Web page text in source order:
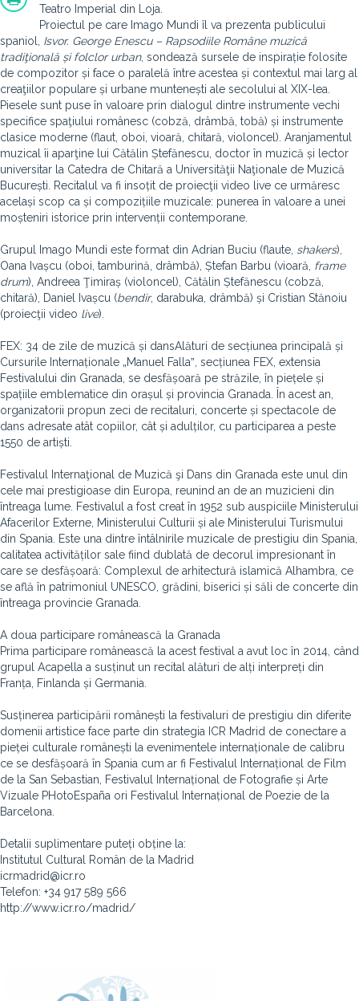
Teatro Imperial din Loja.
Proiectul pe care Imago Mundi îl va prezenta publicului
spaniol,
Isvor. George Enescu – Rapsodiile Române muzică
tradiţională și folclor urban, sondează sursele de inspirație folosite
de compozitor și face o paralelă între acestea și contextul mai larg al
creaţiilor populare și urbane muntenești ale secolului al XIX-lea.
Piesele sunt puse în valoare prin dialogul dintre instrumente vechi
specifice spaţiului românesc (cobză, drâmbă, tobă) și instrumente
clasice moderne (flaut, oboi, vioară, chitară, violoncel). Aranjamentul
muzical îi aparţine lui Cătălin Ștefănescu, doctor în muzică și lector
universitar la Catedra de Chitară a Universităţii Naţionale de Muzică
București. Recitalul va fi insoțit de proiecţii video live ce urmăresc
același scop ca și compozițiile muzicale: punerea în valoare a unei
moșteniri istorice prin intervenții contemporane.
Grupul Imago Mundi este format din Adrian Buciu (flaute, shakers),
Oana Ivașcu (oboi, tamburină, drâmbă), Ștefan Barbu (vioară, frame
drum), Andreea Ţimiraș (violoncel), Cătălin Ștefănescu (cobză,
chitară), Daniel Ivașcu (bendir, darabuka, drâmbă) și Cristian Stănoiu
(proiecţii video live).
FEX: 34 de zile de muzică și dansAlături de secțiunea principală și
Cursurile Internaționale „Manuel Fallaˮ, secțiunea FEX, extensia
Festivalului din Granada, se desfășoară pe străzile, în piețele și
spațiile emblematice din orașul și provincia Granada. În acest an,
organizatorii propun zeci de recitaluri, concerte și spectacole de
dans adresate atât copiilor, cât și adulților, cu participarea a peste
1550 de artiști.
Festivalul Internaţional de Muzică şi Dans din Granada este unul din
cele mai prestigioase din Europa, reunind an de an muzicieni din
întreaga lume. Festivalul a fost creat în 1952 sub auspiciile Ministerului
Afacerilor Externe, Ministerului Culturii și ale Ministerului Turismului
din Spania. Este una dintre întâlnirile muzicale de prestigiu din Spania,
calitatea activităților sale fiind dublată de decorul impresionant în
care se desfășoară: Complexul de arhitectură islamică Alhambra, ce
se află în patrimoniul UNESCO, grădini, biserici și săli de concerte din
întreaga provincie Granada.
A doua participare românească la Granada
Prima participare românească la acest festival a avut loc în 2014, când
grupul Acapella a susținut un recital alături de alți interpreți din
Franța, Finlanda și Germania.
Susținerea participării românești la festivaluri de prestigiu din diferite
domenii artistice face parte din strategia ICR Madrid de conectare a
pieței culturale românești la evenimentele internaționale de calibru
ce se desfășoară în Spania cum ar fi Festivalul Internațional de Film
de la San Sebastian, Festivalul Internațional de Fotografie și Arte
Vizuale PHotoEspaña ori Festivalul Internațional de Poezie de la
Barcelona.
Detalii suplimentare puteți obține la:
Institutul Cultural Român de la Madrid
icrmadrid@icr.ro
Telefon: +34 917 589 566
http://www.icr.ro/madrid/